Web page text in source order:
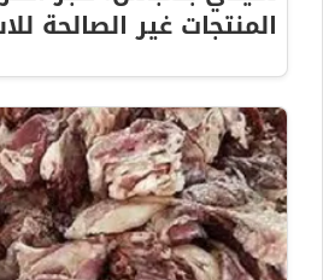
المنتجات غير الصالحة